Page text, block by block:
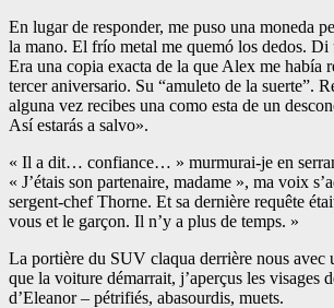
En lugar de responder, me puso una moneda
la mano. El frío metal me quemó los dedos. Di
Era una copia exacta de la que Alex me había
tercer aniversario. Su “amuleto de la suerte”.
alguna vez recibes una como esta de un
Así estarás a salvo».
« Il a dit… confiance… » murmurai-je en
« J’étais son partenaire, madame », ma voix
sergent-chef Thorne. Et sa dernière requête
vous et le garçon. Il n’y a plus de temps. »
La portière du SUV claqua derrière nous avec
que la voiture démarrait, j’aperçus les visages
d’Eleanor – pétrifiés, abasourdis, muets.